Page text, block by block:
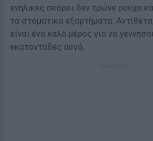
ενήλικες σκόροι δεν τρώνε ρούχα
τα στοματικά εξαρτήματα.
είναι ένα καλό μέρος για να
εκατοντάδες αυγά.